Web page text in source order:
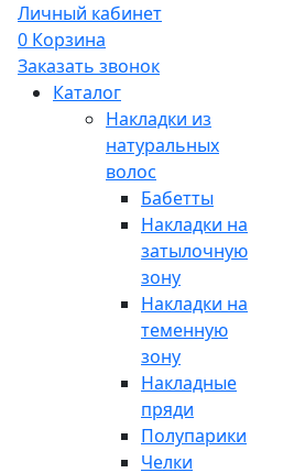
Личный кабинет
0 Корзина
Заказать звонок
Каталог
Накладки из
натуральных
волос
Бабетты
Накладки на
затылочную
зону
Накладки на
теменную
зону
Накладные
пряди
Полупарики
Челки